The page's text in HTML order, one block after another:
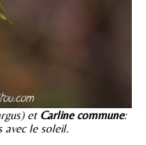
et Carline commune:
avec le soleil.